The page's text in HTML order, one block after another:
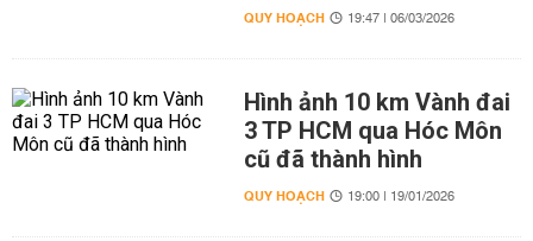
QUY HOẠCH 19:47 | 06/03/2026
Hình ảnh 10 km Vành đai
3 TP HCM qua Hóc Môn
cũ đã thành hình
QUY HOẠCH 19:00 | 19/01/2026